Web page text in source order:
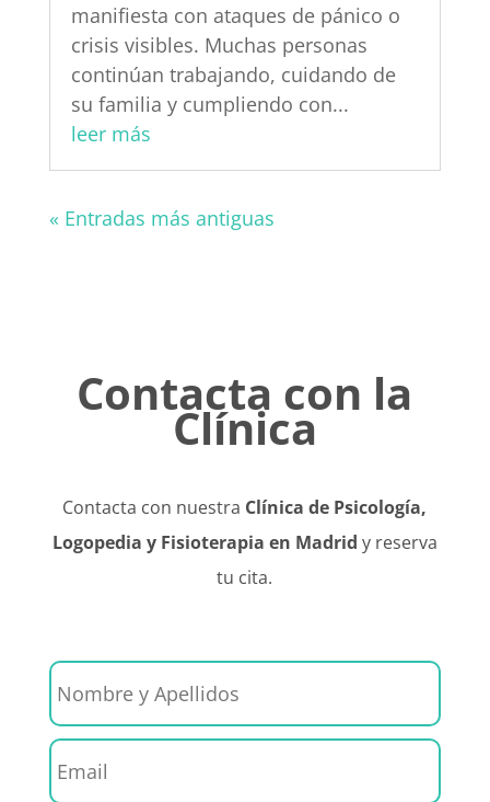
manifiesta con ataques de pánico o
crisis visibles. Muchas personas
continúan trabajando, cuidando de
su familia y cumpliendo con...
leer más
« Entradas más antiguas
Contacta con la
Clínica
Contacta con nuestra Clínica de Psicología,
Logopedia y Fisioterapia en Madrid y reserva
tu cita.